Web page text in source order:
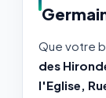
Que votre
des
l'Eglise,